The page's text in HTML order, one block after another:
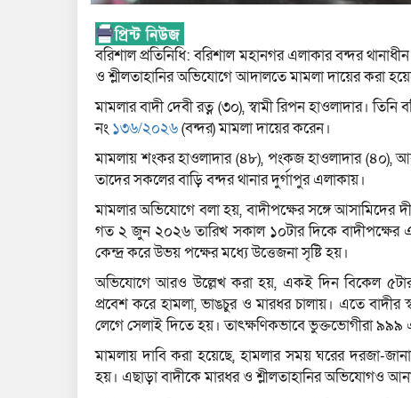
বরিশাল প্রতিনিধি: বরিশাল মহানগর এলাকার বন্দর
ও শ্লীলতাহানির অভিযোগে আদালতে মামলা দায়ের করা
মামলার বাদী দেবী রত্ন (৩০), স্বামী রিপন হাওলাদার।
নং১৩৬/২০২৬(বন্দর) মামলা দায়ের করেন।
মামলায় শংকর হাওলাদার (৪৮), পংকজ হাওলাদার (৪০),
তাদের সকলের বাড়ি বন্দর থানার দুর্গাপুর এলাকায়।
মামলার অভিযোগে বলা হয়, বাদীপক্ষের সঙ্গে আসামিদের
গত ২ জুন ২০২৬ তারিখ সকাল ১০টার দিকে বাদীপক্ষের
কেন্দ্র করে উভয় পক্ষের মধ্যে উত্তেজনা সৃষ্টি হয়।
অভিযোগে আরও উল্লেখ করা হয়, একই দিন বিকেল ৫টার
প্রবেশ করে হামলা, ভাঙচুর ও মারধর চালায়। এতে
লেগে সেলাই দিতে হয়। তাৎক্ষণিকভাবে ভুক্তভোগীরা
মামলায় দাবি করা হয়েছে, হামলার সময় ঘরের দরজা-
হয়। এছাড়া বাদীকে মারধর ও শ্লীলতাহানির অভিযোগও